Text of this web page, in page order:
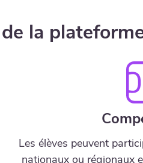
la
Les élèves peuvent
nationaux ou régionaux